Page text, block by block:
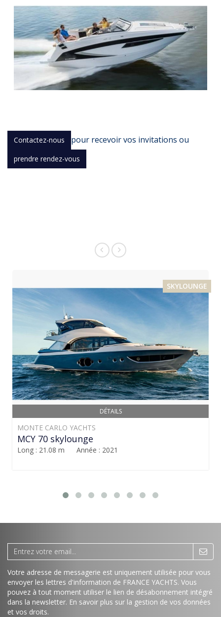
Contactez-nous pour recevoir vos invitations ou
prendre rendez-vous
DÉTAILS
SKYLOUNGE
MONTE CARLO YACHTS
MCY 70 skylounge
Long : 21.08 m Année : 2021
Votre adresse de messagerie est uniquement utilisée pour vous
envoyer les lettres d'information de FRANCE YACHTS. Vous
pouvez à tout moment utiliser le lien de désabonnement intégré
dans la newsletter. En savoir plus sur la gestion de vos données
et vos droits.